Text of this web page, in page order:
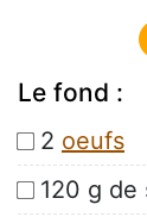
Le fond :
2 oeufs
120 g de